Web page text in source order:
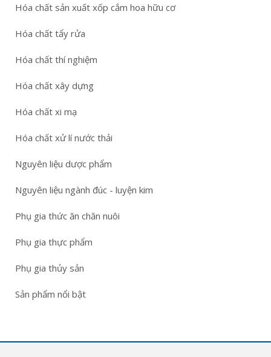
Hóa chất sản xuất xốp cắm hoa hữu cơ
Hóa chất tẩy rửa
Hóa chất thí nghiệm
Hóa chất xây dựng
Hóa chất xi mạ
Hóa chất xử lí nước thải
Nguyên liệu dược phẩm
Nguyên liệu ngành đúc - luyện kim
Phụ gia thức ăn chăn nuôi
Phụ gia thực phẩm
Phụ gia thủy sản
Sản phẩm nổi bật